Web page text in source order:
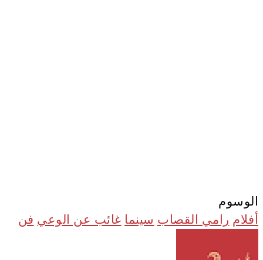
الوسوم
أفلام رامي القصاب سينما غائب عن الوعي فن